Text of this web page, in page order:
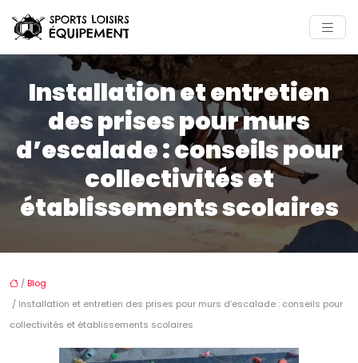
Installation et entretien
des prises pour murs
d’escalade : conseils pour
collectivités et
établissements scolaires
/Blog
/ Installation et entretien des prises pour murs d’escalade : conseils pour
collectivités et établissements scolaires